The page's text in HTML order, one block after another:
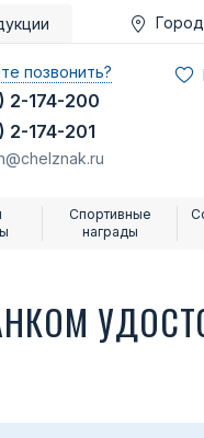
позвонить?
2-174-200
2-174-201
Спортивные
награды